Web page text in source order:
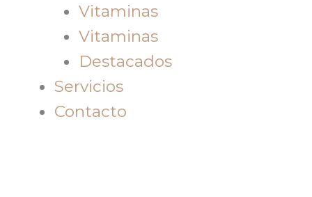
Vitaminas
Vitaminas
Destacados
Servicios
Contacto